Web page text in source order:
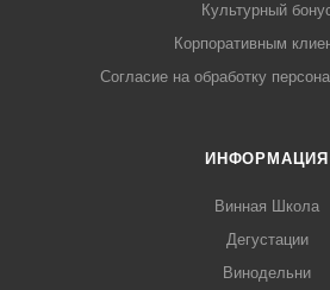
Культурный
Корпоративным
Согласие на обработку
ИНФОРМАЦИЯ
Винная Школа
Дегустации
Винодельни